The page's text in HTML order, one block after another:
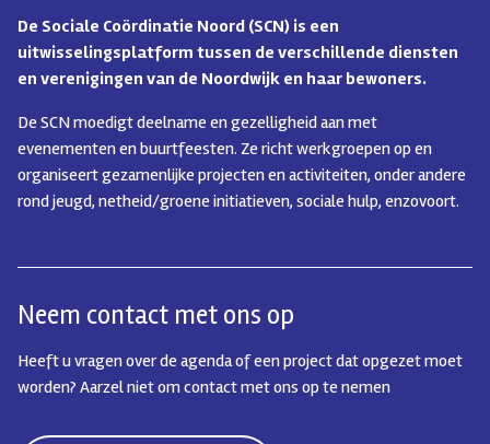
De Sociale Coördinatie Noord (SCN) is een
uitwisselingsplatform tussen de verschillende diensten
en verenigingen van de Noordwijk en haar bewoners.
De SCN moedigt deelname en gezelligheid aan met
evenementen en buurtfeesten. Ze richt werkgroepen op en
organiseert gezamenlijke projecten en activiteiten, onder andere
rond jeugd, netheid/groene initiatieven, sociale hulp, enzovoort.
Neem contact met ons op
Heeft u vragen over de agenda of een project dat opgezet moet
worden? Aarzel niet om contact met ons op te nemen